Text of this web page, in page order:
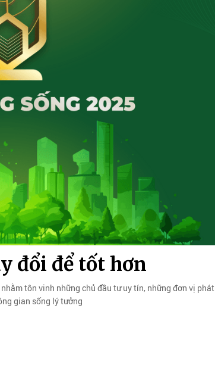
đổi để tốt hơn
tôn vinh những chủ đầu tư uy tín, những đơn vị phát
gian sống lý tưởng